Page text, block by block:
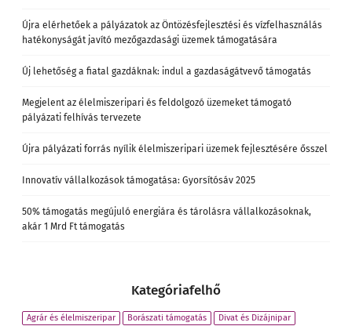
Újra elérhetőek a pályázatok az Öntözésfejlesztési és vízfelhasználás
hatékonyságát javító mezőgazdasági üzemek támogatására
Új lehetőség a fiatal gazdáknak: indul a gazdaságátvevő támogatás
Megjelent az élelmiszeripari és feldolgozó üzemeket támogató
pályázati felhívás tervezete
Újra pályázati forrás nyílik élelmiszeripari üzemek fejlesztésére ősszel
Innovatív vállalkozások támogatása: Gyorsítósáv 2025
50% támogatás megújuló energiára és tárolásra vállalkozásoknak,
akár 1 Mrd Ft támogatás
Kategóriafelhő
Agrár és élelmiszeripar Borászati támogatás
Divat és Dizájnipar